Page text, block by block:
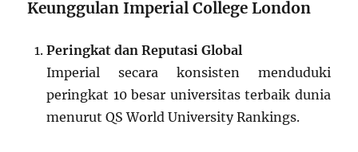
Keunggulan Imperial College London
Peringkat dan Reputasi Global
Imperial secara konsisten menduduki
peringkat 10 besar universitas terbaik dunia
menurut QS World University Rankings.